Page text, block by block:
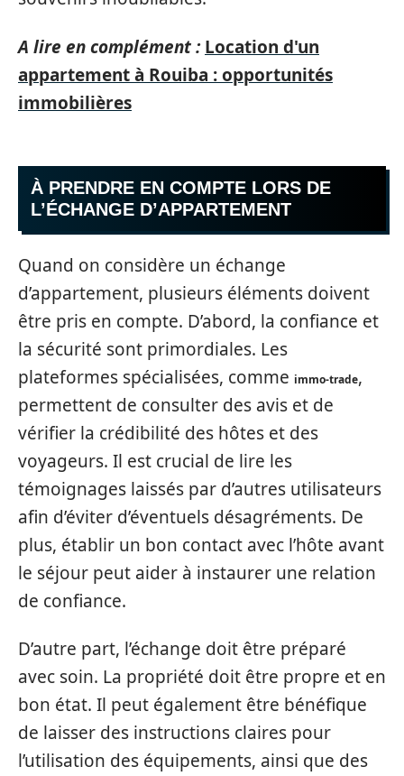
A lire en complément : Location d'un
appartement à Rouiba : opportunités
immobilières
À PRENDRE EN COMPTE LORS DE
L’ÉCHANGE D’APPARTEMENT
Quand on considère un échange
d’appartement, plusieurs éléments doivent
être pris en compte. D’abord, la confiance et
la sécurité sont primordiales. Les
plateformes spécialisées, comme immo-trade,
permettent de consulter des avis et de
vérifier la crédibilité des hôtes et des
voyageurs. Il est crucial de lire les
témoignages laissés par d’autres utilisateurs
afin d’éviter d’éventuels désagréments. De
plus, établir un bon contact avec l’hôte avant
le séjour peut aider à instaurer une relation
de confiance.
D’autre part, l’échange doit être préparé
avec soin. La propriété doit être propre et en
bon état. Il peut également être bénéfique
de laisser des instructions claires pour
l’utilisation des équipements, ainsi que des